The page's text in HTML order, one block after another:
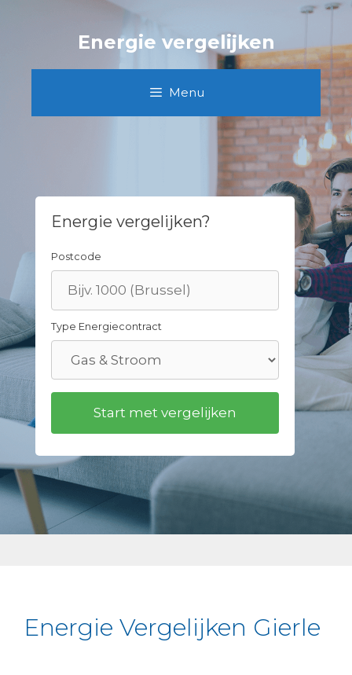
Energie vergelijken
Menu
Energie vergelijken?
Postcode
Type Energiecontract
Energie Vergelijken Gierle